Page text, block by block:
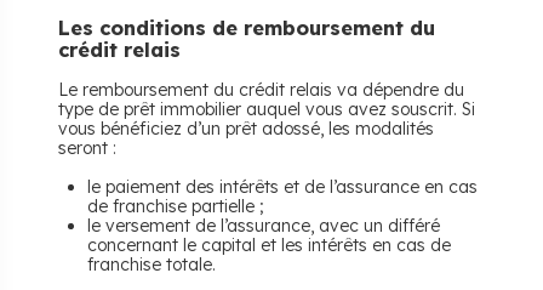
Les conditions de remboursement du
crédit relais
Le remboursement du crédit relais va dépendre du
type de prêt immobilier auquel vous avez souscrit. Si
vous bénéficiez d’un prêt adossé, les modalités
seront :
le paiement des intérêts et de l’assurance en cas
de franchise partielle ;
le versement de l’assurance, avec un différé
concernant le capital et les intérêts en cas de
franchise totale.